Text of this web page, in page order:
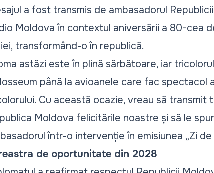
a fost transmis de ambasadorul
Moldovaîn contextul aniversării a 80-cea
transformând-o în republică.
astăzi este în plină sărbătoare, iar
până la avioanele care fac spectacol
Cu această ocazie, vreau să
Moldova felicitările noastre și să le
într-o intervenție în emisiunea „Zi de
de oportunitate din 2028